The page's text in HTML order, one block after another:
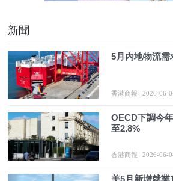
新聞
5月內地物流需
香港商報 2026-06-
OECD下調今
至2.8%
香港商報 2026-06-
美5月新增就業